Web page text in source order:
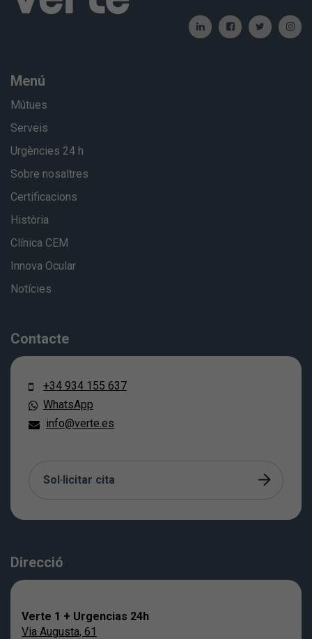
Menú
Mútues
Serveis
Urgències 24 h
Sobre nosaltres
Certificacions
Història
Clínica CEM
Innova Ocular
Notícies
Contacte
+34 934 155 637
WhatsApp
info@verte.es
Sol·licitar cita
Direcció
Verte 1 + Urgencias 24h
Via Augusta, 61